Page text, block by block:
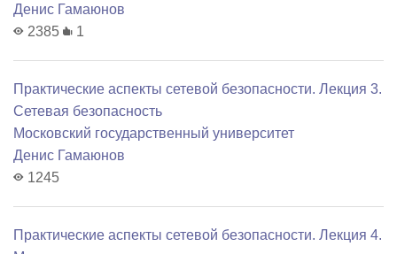
Денис Гамаюнов
2385
1
Практические аспекты сетевой безопасности. Лекция 3.
Сетевая безопасность
Московский государственный университет
Денис Гамаюнов
1245
Практические аспекты сетевой безопасности. Лекция 4.